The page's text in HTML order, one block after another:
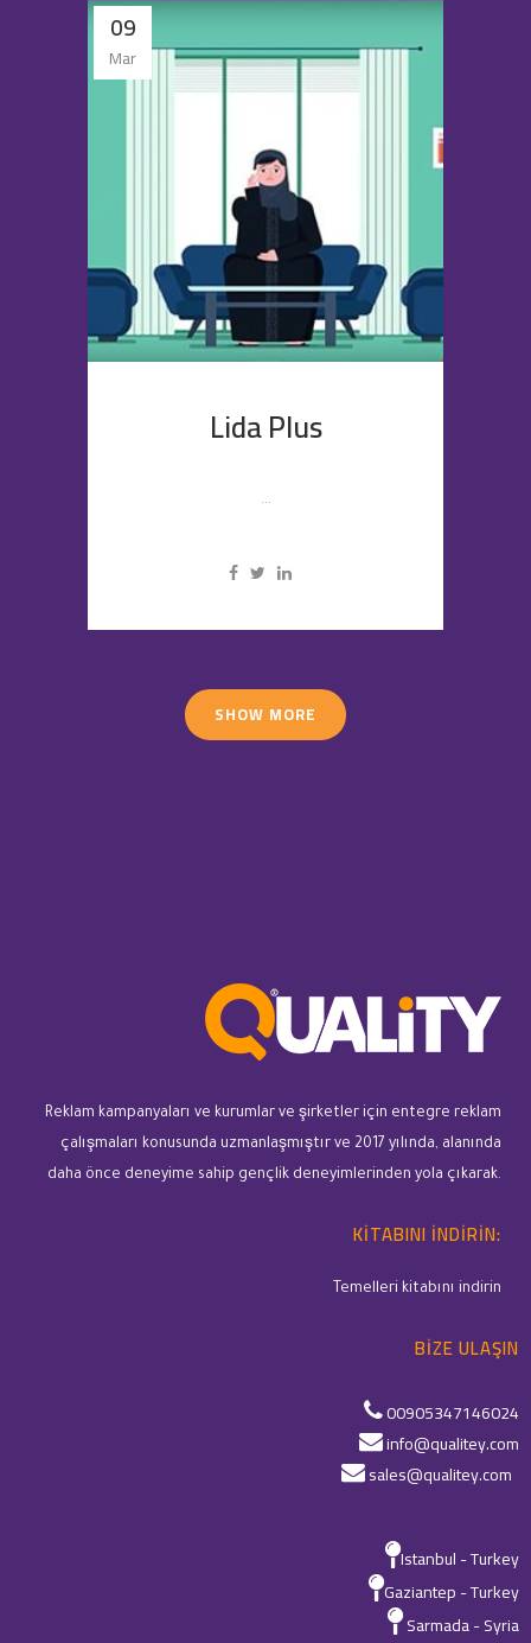
09
Mar
Lida Plus
...
SHOW MORE
Reklam kampanyaları ve kurumlar ve şirketler için entegre reklam
çalışmaları konusunda uzmanlaşmıştır ve 2017 yılında, alanında
daha önce deneyime sahip gençlik deneyimlerinden yola çıkarak.
KITABINI INDIRIN:
Temelleri kitabını indirin
BIZE ULAŞIN
00905347146024
info@qualitey.com
sales@qualitey.com
Istanbul - Turkey
Gaziantep - Turkey
Sarmada - Syria